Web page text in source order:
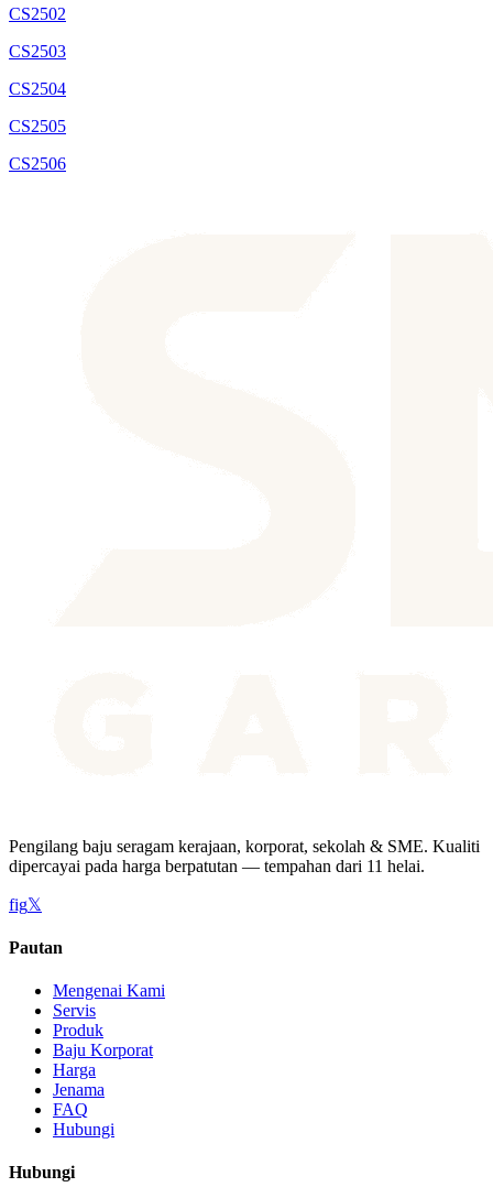
CS2502
CS2503
CS2504
CS2505
CS2506
Pengilang baju seragam kerajaan, korporat, sekolah & SME. Kualiti
dipercayai pada harga berpatutan — tempahan dari 11 helai.
fig𝕏
Pautan
Mengenai Kami
Servis
Produk
Baju Korporat
Harga
Jenama
FAQ
Hubungi
Hubungi